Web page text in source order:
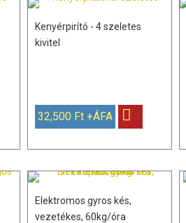
Kenyérpirító - 4 szeletes
kivitel
32,500 Ft +ÁFA
Elektromos gyros kés,
vezetékes, 60kg/óra